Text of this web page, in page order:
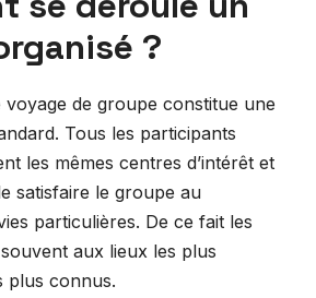
?
voyage de groupe constitue une
Tous les participants
les mêmes centres d’intérêt et
satisfaire le groupe au
particulières. De ce fait les
aux lieux les plus
plus connus.